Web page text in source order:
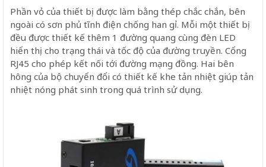
Phần vỏ của thiết bị được làm bằng thép chắc chắn, bên
ngoài có sơn phủ tĩnh điện chống han gỉ. Mỗi một thiết bị
đều được thiết kế thêm 1 đường quang cùng đèn LED
hiển thị cho trạng thái và tốc độ của đường truyền. Cổng
RJ45 cho phép kết nối tới đường mạng đồng. Hai bên
hông của bộ chuyển đổi có thiết kế khe tản nhiệt giúp tản
nhiệt nóng phát sinh trong quá trình sử dụng.